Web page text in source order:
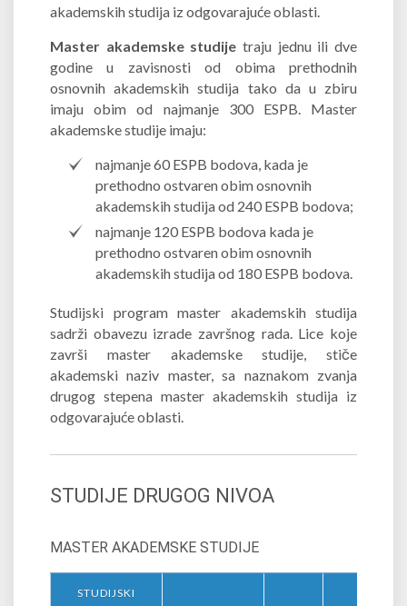
akademskih studija iz odgovarajuće oblasti.
Master akademske studije traju jednu ili dve
godine u zavisnosti od obima prethodnih
osnovnih akademskih studija tako da u zbiru
imaju obim od najmanje 300 ESPB. Master
akademske studije imaju:
najmanje 60 ESPB bodova, kada je
prethodno ostvaren obim osnovnih
akademskih studija od 240 ESPB bodova;
najmanje 120 ESPB bodova kada je
prethodno ostvaren obim osnovnih
akademskih studija od 180 ESPB bodova.
Studijski program master akademskih studija
sadrži obavezu izrade završnog rada. Lice koje
završi master akademske studije, stiče
akademski naziv master, sa naznakom zvanja
drugog stepena master akademskih studija iz
odgovarajuće oblasti.
STUDIJE DRUGOG NIVOA
MASTER AKADEMSKE STUDIJE
STUDIJSKI